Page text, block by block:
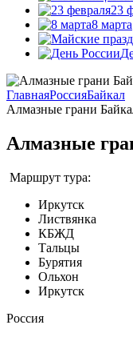
23
8 марта
ГлавнаяРоссияБайкал
Алмазные грани
Алмазные
Маршрут тура:
Иркутск
Листвянка
КБЖД
Тальцы
Бурятия
Ольхон
Иркутск
Россия